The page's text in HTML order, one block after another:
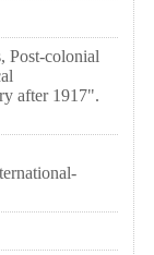
Post-colonial
after 1917".